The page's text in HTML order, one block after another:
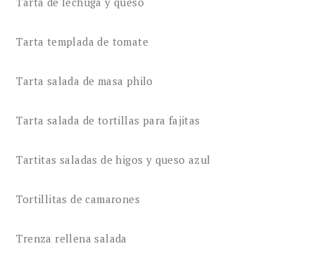
Tarta templada de tomate
Tarta salada de masa philo
Tarta salada de tortillas para fajitas
Tartitas saladas de higos y queso azul
Tortillitas de camarones
Trenza rellena salada